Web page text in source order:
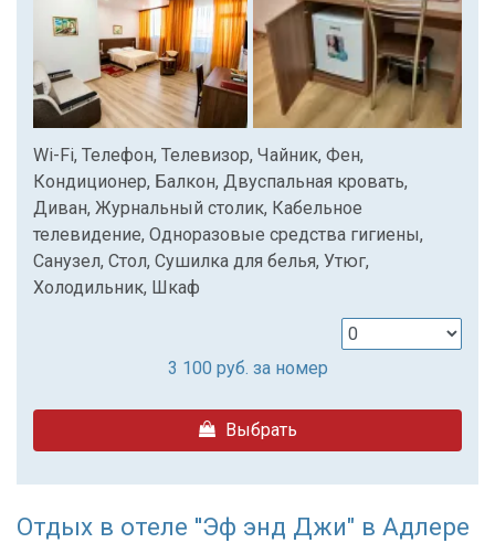
Wi-Fi, Телефон, Телевизор, Чайник, Фен,
Кондиционер, Балкон, Двуспальная кровать,
Диван, Журнальный столик, Кабельное
телевидение, Одноразовые средства гигиены,
Санузел, Стол, Сушилка для белья, Утюг,
Холодильник, Шкаф
3 100 руб. за номер
Выбрать
Отдых в отеле ''Эф энд Джи" в Адлере